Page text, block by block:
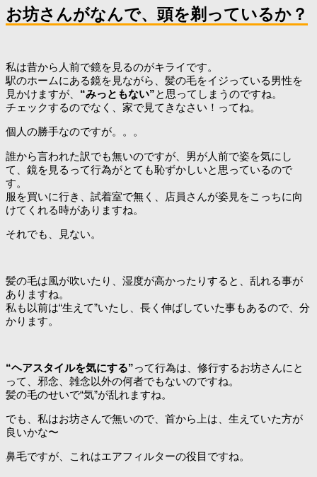
お坊さんがなんで、頭を剃っているか？
私は昔から人前で鏡を見るのがキライです。
駅のホームにある鏡を見ながら、髪の毛をイジっている男性を
見かけますが、 “みっともない”と思ってしまうのですね。
チェックするのでなく、家で見てきなさい！ってね。
個人の勝手なのですが。。。
誰から言われた訳でも無いのですが、男が人前で姿を気にし
て、鏡を見るって行為がとても恥ずかしいと思っているので
す。
服を買いに行き、試着室で無く、店員さんが姿見をこっちに向
けてくれる時がありますね。
それでも、見ない。
髪の毛は風が吹いたり、湿度が高かったりすると、乱れる事が
ありますね。
私も以前は“生えて”いたし、長く伸ばしていた事もあるので、分
かります。
“ヘアスタイルを気にする”って行為は、修行するお坊さんにと
って、邪念、雑念以外の何者でもないのですね。
髪の毛のせいで“気”が乱れますね。
でも、私はお坊さんで無いので、首から上は、生えていた方が
良いかな〜
鼻毛ですが、これはエアフィルターの役目ですね。